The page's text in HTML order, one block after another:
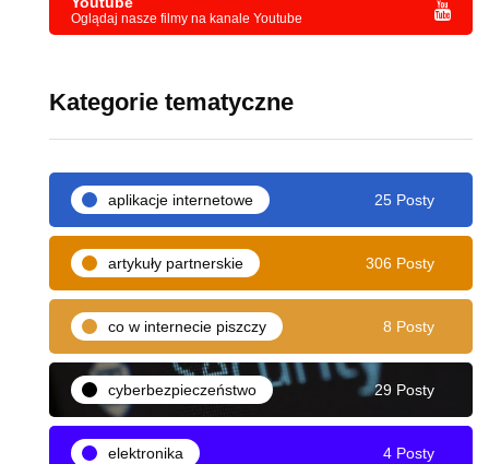
Oglądaj nasze filmy na kanale Youtube
Kategorie tematyczne
aplikacje internetowe 25 Posty
artykuły partnerskie 306 Posty
co w internecie piszczy 8 Posty
cyberbezpieczeństwo 29 Posty
elektronika 4 Posty